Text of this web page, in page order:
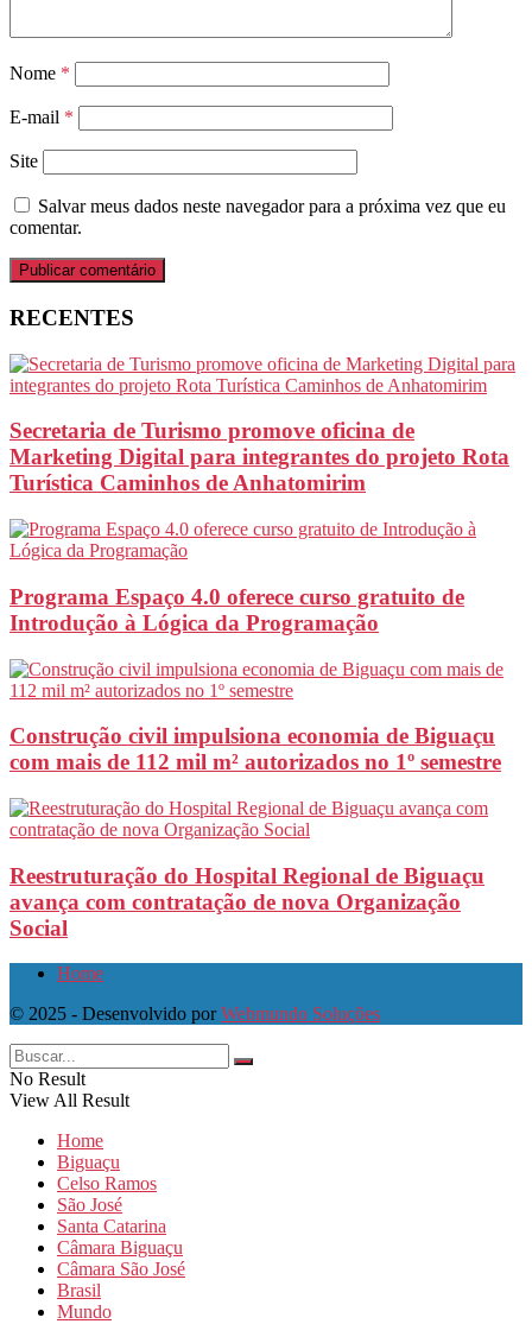
Nome *
E-mail *
Site
Salvar meus dados neste navegador para a próxima vez que eu
comentar.
RECENTES
Secretaria de Turismo promove oficina de
Marketing Digital para integrantes do projeto Rota
Turística Caminhos de Anhatomirim
Programa Espaço 4.0 oferece curso gratuito de
Introdução à Lógica da Programação
Construção civil impulsiona economia de Biguaçu
com mais de 112 mil m² autorizados no 1º semestre
Reestruturação do Hospital Regional de Biguaçu
avança com contratação de nova Organização
Social
Home
© 2025 - Desenvolvido porWebmundo Soluções
No Result
View All Result
Home
Biguaçu
Celso Ramos
São José
Santa Catarina
Câmara Biguaçu
Câmara São José
Brasil
Mundo